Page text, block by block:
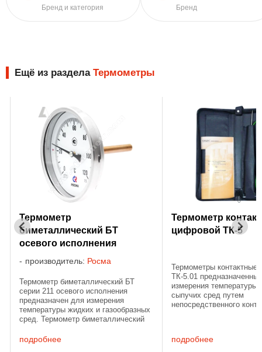
Бренд и категория Бренд
Ещё из раздела Термометры
Термометр
биметаллический БТ
осевого исполнения
производитель: Росма
Термометр биметаллический БТ
серии 211 осевого исполнения
предназначен для измерения
температуры жидких и газообразных
сред. Термометр биметаллический
приборам измерения температуры и
подробнее
Термометр
цифровой ТК-5
Термометры
ТК-5.01
измерения температуры
сыпучих сред путем
непосредственного
погружаемого ...
подробнее